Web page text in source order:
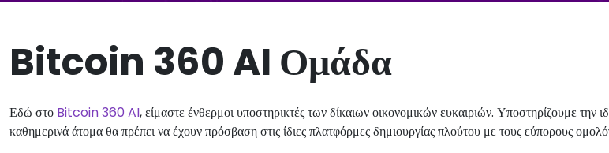
Bitcoin 360 AI Ομάδα
Εδώ στο Bitcoin 360 AI, είμαστε ένθερμοι υποστηρικτές των δίκαιων οικονομικών ευκαιριών. Υποστηρίζουμε την
καθημερινά άτομα θα πρέπει να έχουν πρόσβαση στις ίδιες πλατφόρμες δημιουργίας πλούτου με τους εύπορους